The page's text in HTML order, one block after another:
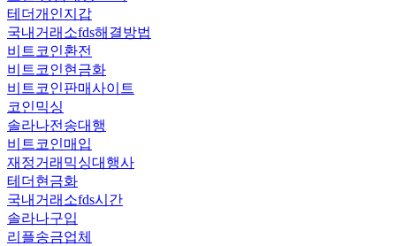
테더개인지갑
국내거래소fds해결방법
비트코인환전
비트코인현금화
비트코인판매사이트
코인믹싱
솔라나전송대행
비트코인매입
재정거래믹싱대행사
테더현금화
국내거래소fds시간
솔라나구입
리플송금업체